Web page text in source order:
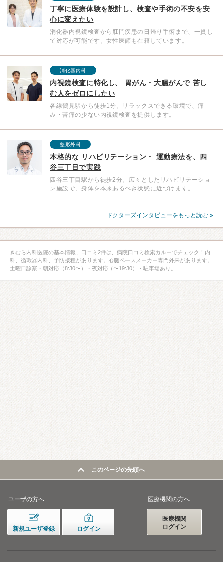
丁寧に医療体験を設計し、検査や手術の不安を安
心に変えたい
消化器内視鏡検査から肛門疾患の日帰り手術まで、一貫し
て対応が可能です。女性医師も在籍しています。
消化器内科
内視鏡検査に特化し、 胃がん・大腸がんで 苦し
む人をゼロにしたい
各線鶴見駅から徒歩1分。リラックスできる環境で、痛
み・苦痛の少ない内視鏡検査を提供します。
整形外科
本格的な リハビリテーション・ 運動療法を、四
谷三丁目で実践
四谷三丁目駅から徒歩2分。広々としたリハビリテーショ
ン施設で、身体を本来あるべき状態に近づけます。
ドクターズインタビューをもっと読む »
きむら内科医院の基本情報、口コミ2件は、病院口コミ検索カルーでチェック！内
科、循環器内科、予防接種があります。心臓ペースメーカー専門外来があります。
土曜日診察・朝対応（8:30〜）・夜対応（〜19:30）・駐車場あり。
このページの先頭へ
ユーザの方へ
新規ユーザ登録 ログイン
医療機関の方へ
医療機関
ログイン